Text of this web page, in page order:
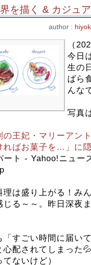
を描く & カジュ
author :
（
今日
生の
ばら
んな
写真
の王妃・マリーアン
ればお菓子を…」に
ート - Yahoo!ニュー
理は盛り上がる！み
じる～～。昨日深夜
「すごい時間に届い
心配されてしまった
ないけど）